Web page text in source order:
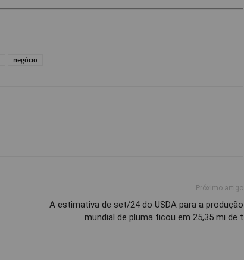
negócio
Próximo artigo
A estimativa de set/24 do USDA para a produção
mundial de pluma ficou em 25,35 mi de t